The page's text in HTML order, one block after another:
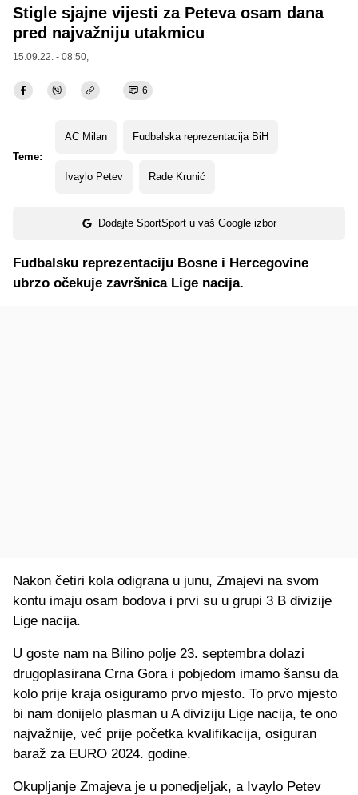
Stigle sjajne vijesti za Peteva osam dana
pred najvažniju utakmicu
15.09.22. - 08:50,
6
Teme:
AC Milan Fudbalska reprezentacija BiH
Ivaylo Petev Rade Krunić
Dodajte SportSport u vaš Google izbor
Fudbalsku reprezentaciju Bosne i Hercegovine
ubrzo očekuje završnica Lige nacija.
Nakon četiri kola odigrana u junu, Zmajevi na svom
kontu imaju osam bodova i prvi su u grupi 3 B divizije
Lige nacija.
U goste nam na Bilino polje 23. septembra dolazi
drugoplasirana Crna Gora i pobjedom imamo šansu da
kolo prije kraja osiguramo prvo mjesto. To prvo mjesto
bi nam donijelo plasman u A diviziju Lige nacija, te ono
najvažnije, već prije početka kvalifikacija, osiguran
baraž za EURO 2024. godine.
Okupljanje Zmajeva je u ponedjeljak, a Ivaylo Petev